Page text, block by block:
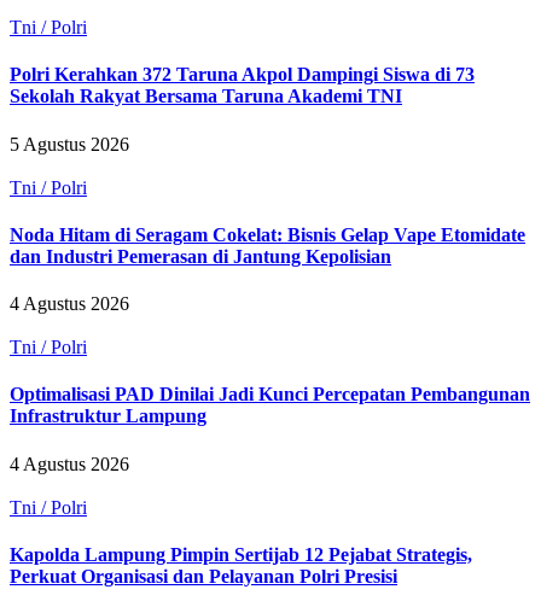
Tni / Polri
Polri Kerahkan 372 Taruna Akpol Dampingi Siswa di 73
Sekolah Rakyat Bersama Taruna Akademi TNI
5 Agustus 2026
Tni / Polri
Noda Hitam di Seragam Cokelat: Bisnis Gelap Vape Etomidate
dan Industri Pemerasan di Jantung Kepolisian
4 Agustus 2026
Tni / Polri
Optimalisasi PAD Dinilai Jadi Kunci Percepatan Pembangunan
Infrastruktur Lampung
4 Agustus 2026
Tni / Polri
Kapolda Lampung Pimpin Sertijab 12 Pejabat Strategis,
Perkuat Organisasi dan Pelayanan Polri Presisi